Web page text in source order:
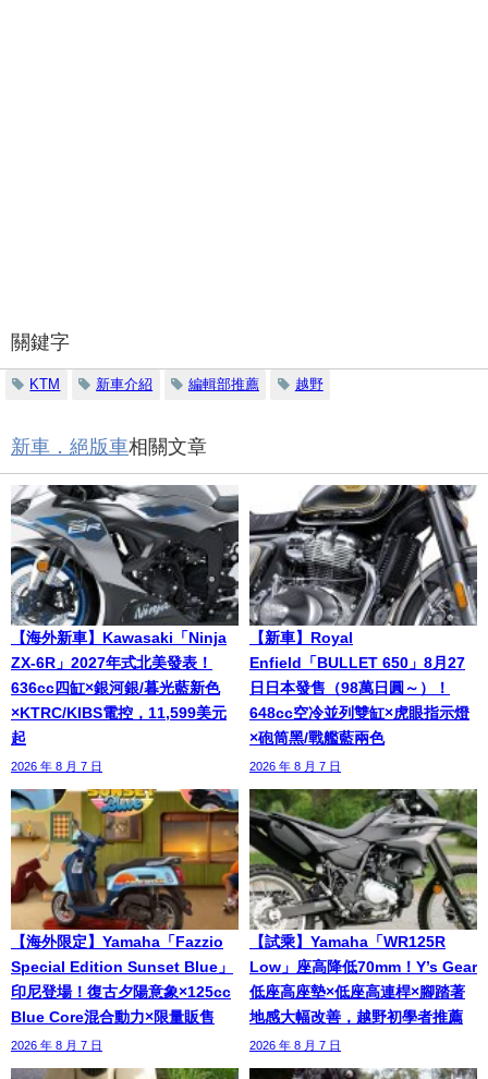
關鍵字
KTM 新車介紹 編輯部推薦 越野
新車．絕版車相關文章
【海外新車】Kawasaki「Ninja
ZX-6R」2027年式北美發表！
636cc四缸×銀河銀/暮光藍新色
×KTRC/KIBS電控，11,599美元
起
2026 年 8 月 7 日
【新車】Royal
Enfield「BULLET 650」8月27
日日本發售（98萬日圓～）！
648cc空冷並列雙缸×虎眼指示燈
×砲筒黑/戰艦藍兩色
2026 年 8 月 7 日
【海外限定】Yamaha「Fazzio
Special Edition Sunset Blue」
印尼登場！復古夕陽意象×125cc
Blue Core混合動力×限量販售
2026 年 8 月 7 日
【試乘】Yamaha「WR125R
Low」座高降低70mm！Y’s Gear
低座高座墊×低座高連桿×腳踏著
地感大幅改善，越野初學者推薦
2026 年 8 月 7 日